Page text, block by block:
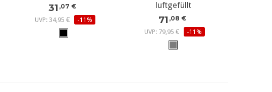
31 ,07 €
UVP: 34,95 €
-11%
luftgefüllt
71 ,08 €
UVP: 79,95 €
-11%